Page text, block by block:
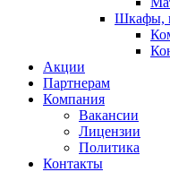
Шкафы,
Акции
Партнерам
Компания
Вакансии
Лицензии
Политика
Контакты